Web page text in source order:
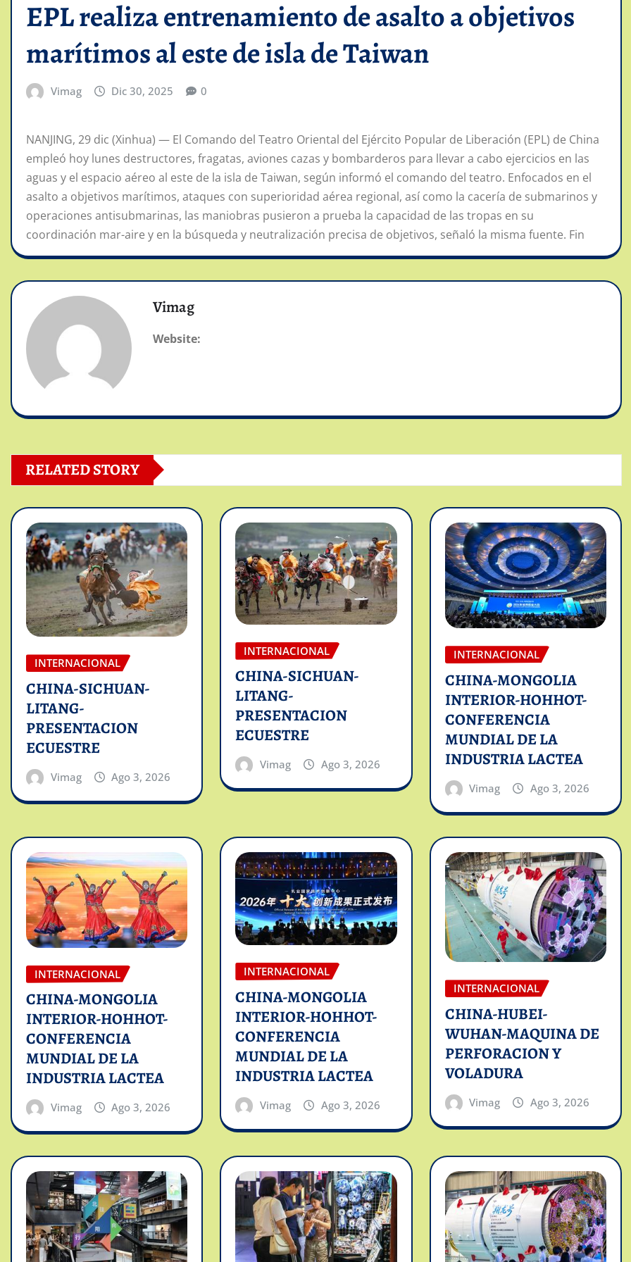
EPL realiza entrenamiento de asalto a objetivos
marítimos al este de isla de Taiwan
Vimag Dic 30, 2025 0
NANJING, 29 dic (Xinhua) — El Comando del Teatro Oriental del Ejército Popular de Liberación (EPL) de China
empleó hoy lunes destructores, fragatas, aviones cazas y bombarderos para llevar a cabo ejercicios en las
aguas y el espacio aéreo al este de la isla de Taiwan, según informó el comando del teatro. Enfocados en el
asalto a objetivos marítimos, ataques con superioridad aérea regional, así como la cacería de submarinos y
operaciones antisubmarinas, las maniobras pusieron a prueba la capacidad de las tropas en su
coordinación mar-aire y en la búsqueda y neutralización precisa de objetivos, señaló la misma fuente. Fin
Vimag
Website:
RELATED STORY
INTERNACIONAL
CHINA-SICHUAN-
LITANG-
PRESENTACION
ECUESTRE
Vimag Ago 3, 2026
INTERNACIONAL
CHINA-SICHUAN-
LITANG-
PRESENTACION
ECUESTRE
Vimag Ago 3, 2026
INTERNACIONAL
CHINA-MONGOLIA
INTERIOR-HOHHOT-
CONFERENCIA
MUNDIAL DE LA
INDUSTRIA LACTEA
Vimag Ago 3, 2026
INTERNACIONAL
CHINA-MONGOLIA
INTERIOR-HOHHOT-
CONFERENCIA
MUNDIAL DE LA
INDUSTRIA LACTEA
Vimag Ago 3, 2026
INTERNACIONAL
CHINA-MONGOLIA
INTERIOR-HOHHOT-
CONFERENCIA
MUNDIAL DE LA
INDUSTRIA LACTEA
Vimag Ago 3, 2026
INTERNACIONAL
CHINA-HUBEI-
WUHAN-MAQUINA DE
PERFORACION Y
VOLADURA
Vimag Ago 3, 2026